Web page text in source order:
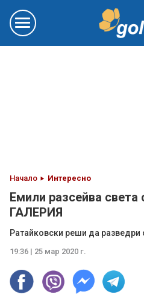
Начало Интересно
Емили разсейва света
ГАЛЕРИЯ
Ратайковски реши да разведри
19:36 | 25 мар 2020 г.